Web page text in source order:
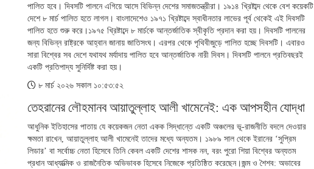
পালিত হবে। দিবসটি পালনে এগিয়ে আসে বিভিন্ন দেশের সমাজতন্ত্রীরা। ১৯১৪ খ্রিষ্টাব্দ থেকে বেশ কয়েকটি
দেশে ৮ মার্চ পালিত হতে লাগল। বাংলাদেশেও ১৯৭১ খ্রিষ্টাব্দে স্বাধীনতার লাভের পূর্ব থেকেই এই দিবসটি
পালিত হতে শুরু করে।১৯৭৫ খ্রিষ্টাব্দে ৮ মার্চকে আন্তর্জাতিক স্বীকৃতি প্রদান করা হয়। দিবসটি পালনের
জন্য বিভিন্ন রাষ্ট্রকে আহ্বান জানায় জাতিসংঘ। এরপর থেকে পৃথিবীজুড়ে পালিত হচ্ছে দিবসটি। এবারও
সারা বিশ্বের সব দেশে যথাযথ মর্যাদায় পালিত হবে আন্তর্জাতিক নারী দিবস। দিবসটি পালনে প্রতিবছরই
একটি প্রতিপাদ্য সুনির্দিষ্ট করা হয়।
৮ মার্চ ২০২৬ সকাল ১০:৫৩:৫২
তেহরানের লৌহমানব আয়াতুল্লাহ আলী খামেনেই: এক আপসহীন যোদ্ধা
আধুনিক ইতিহাসের পাতায় যে কয়েকজন নেতা একক সিদ্ধান্তে একটি অঞ্চলের ভূ-রাজনীতি বদলে দেওয়ার
ক্ষমতা রাখেন, আয়াতুল্লাহ আলী খামেনেই তাদের মধ্যে অন্যতম। ১৯৮৯ সাল থেকে ইরানের ‘সুপ্রিম
লিডার’ বা সর্বোচ্চ নেতা হিসেবে তিনি কেবল একটি দেশের শাসক নন, বরং পুরো শিয়া বিশ্বের অন্যতম
প্রধান আধ্যাত্মিক ও রাজনৈতিক অভিভাবক হিসেবে নিজেকে প্রতিষ্ঠিত করেছেন।জন্ম ও শৈশব: অভাবের